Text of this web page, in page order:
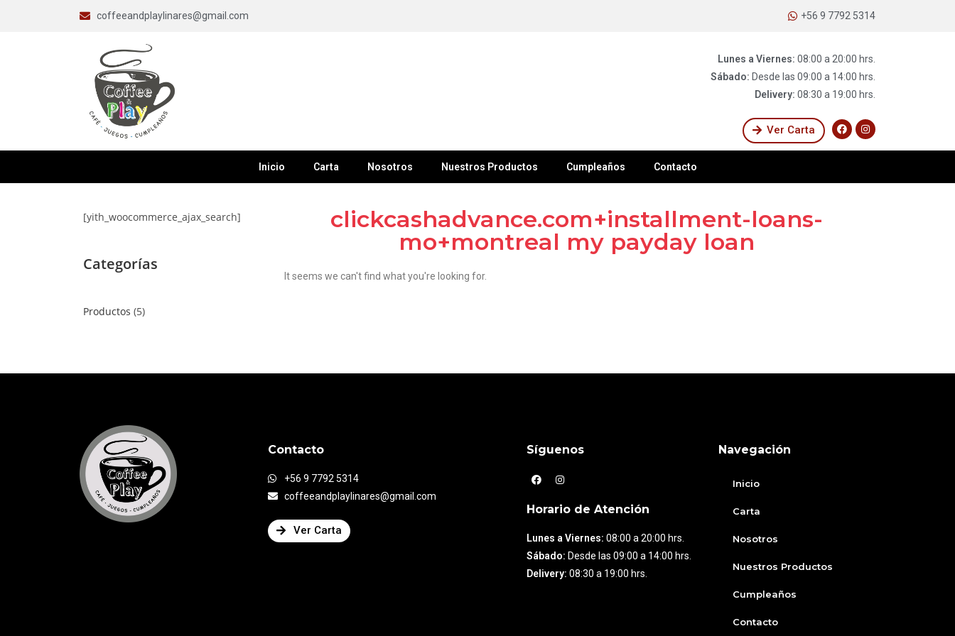
coffeeandplaylinares@gmail.com +56 9 7792 5314
Lunes a Viernes: 08:00 a 20:00 hrs.
Sábado: Desde las 09:00 a 14:00 hrs.
Delivery: 08:30 a 19:00 hrs.
Ver Carta
Inicio Carta Nosotros Nuestros Productos Cumpleaños Contacto
[yith_woocommerce_ajax_search]
Categorías
Productos 5
clickcashadvance.com+installment-loans-
mo+montreal my payday loan
It seems we can't find what you're looking for.
Contacto
+56 9 7792 5314
coffeeandplaylinares@gmail.com
Ver Carta
Síguenos
Horario de Atención
Lunes a Viernes: 08:00 a 20:00 hrs.
Sábado: Desde las 09:00 a 14:00 hrs.
Delivery: 08:30 a 19:00 hrs.
Navegación
Inicio
Carta
Nosotros
Nuestros Productos
Cumpleaños
Contacto